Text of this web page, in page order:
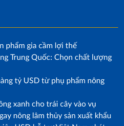
phẩm gia cầm lợi thế
Trung Quốc: Chọn chất lượng
tỷ USD từ phụ phẩm nông
xanh cho trái cây vào vụ
nông lâm thủy sản xuất khẩu